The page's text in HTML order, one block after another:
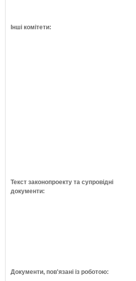
Інші комітети:
Текст законопроекту та супровідні
документи:
Документи, пов'язані із роботою: